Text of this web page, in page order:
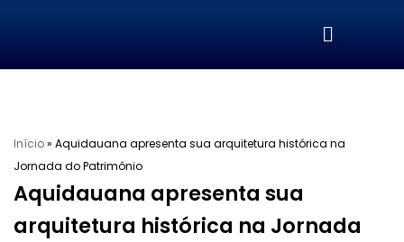
para
Início» Aquidauana apresenta sua arquitetura histórica na
Jornada do Patrimônio
Aquidauana apresenta sua
arquitetura histórica na Jornada